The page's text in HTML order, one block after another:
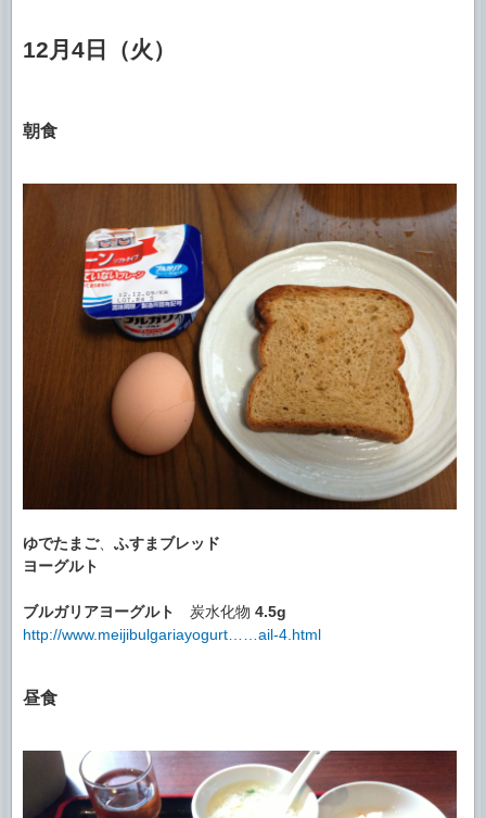
12月4日（火）
朝食
ゆでたまご、 ふすまブレッド
ヨーグルト
ブルガリアヨーグルト 炭水化物 4.5g
http://www.meijibulgariayogurt……ail-4.html
昼食